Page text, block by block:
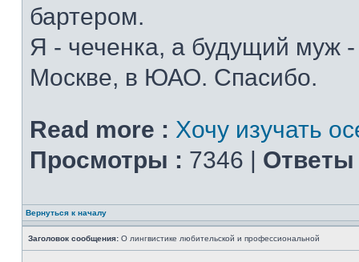
бартером.
Я - чеченка, а будущий муж
Москве, в ЮАО. Спасибо.
Read more : Хочу изучать
Просмотры : 7346 | Ответы
Вернуться к началу
Заголовок сообщения: О лингвистике любительской и профессиональной